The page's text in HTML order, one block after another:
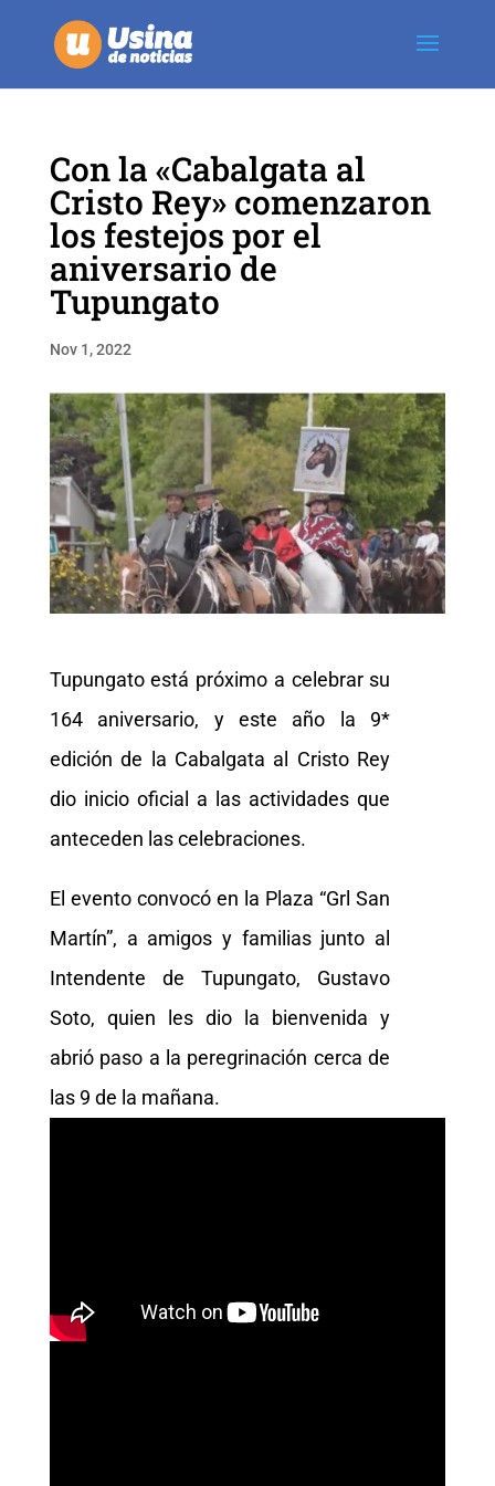
Con la «Cabalgata al
Cristo Rey» comenzaron
los festejos por el
aniversario de
Tupungato
Nov 1, 2022
Tupungato está próximo a celebrar su
164 aniversario, y este año la 9*
edición de la Cabalgata al Cristo Rey
dio inicio oficial a las actividades que
anteceden las celebraciones.
El evento convocó en la Plaza “Grl San
Martín”, a amigos y familias junto al
Intendente de Tupungato, Gustavo
Soto, quien les dio la bienvenida y
abrió paso a la peregrinación cerca de
las 9 de la mañana.